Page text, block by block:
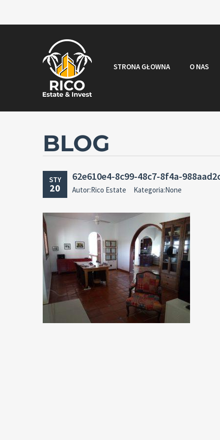
STRONA GŁOWNA O NAS
BLOG
STY
20
62e610e4-8c99-48c7-8f4a-
Autor:Rico Estate Kategoria:None